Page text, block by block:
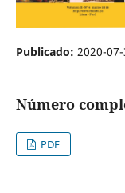
Publicado: 2020-07-
Número
PDF